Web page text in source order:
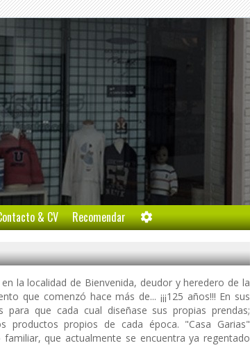
& CV Recomendar
la localidad de Bienvenida, deudor y heredero de la
que comenzó hace más de... ¡¡¡125 años!!! En sus
para que cada cual diseñase sus propias prendas;
productos propios de cada época. "Casa Garias"
que actualmente se encuentra ya regentado